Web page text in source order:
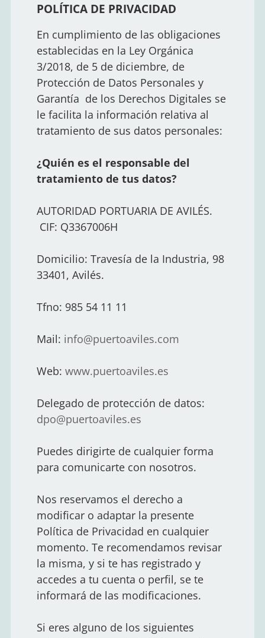
POLÍTICA DE PRIVACIDAD
En cumplimiento de las obligaciones
establecidas en la Ley Orgánica
3/2018, de 5 de diciembre, de
Protección de Datos Personales y
Garantía de los Derechos Digitales se
le facilita la información relativa al
tratamiento de sus datos personales:
¿Quién es el responsable del
tratamiento de tus datos?
AUTORIDAD PORTUARIA DE AVILÉS.
CIF: Q3367006H
Domicilio: Travesía de la Industria, 98
33401, Avilés.
Tfno: 985 54 11 11
Mail: info@puertoaviles.com
Web: www.puertoaviles.es
Delegado de protección de datos:
dpo@puertoaviles.es
Puedes dirigirte de cualquier forma
para comunicarte con nosotros.
Nos reservamos el derecho a
modificar o adaptar la presente
Política de Privacidad en cualquier
momento. Te recomendamos revisar
la misma, y si te has registrado y
accedes a tu cuenta o perfil, se te
informará de las modificaciones.
Si eres alguno de los siguientes